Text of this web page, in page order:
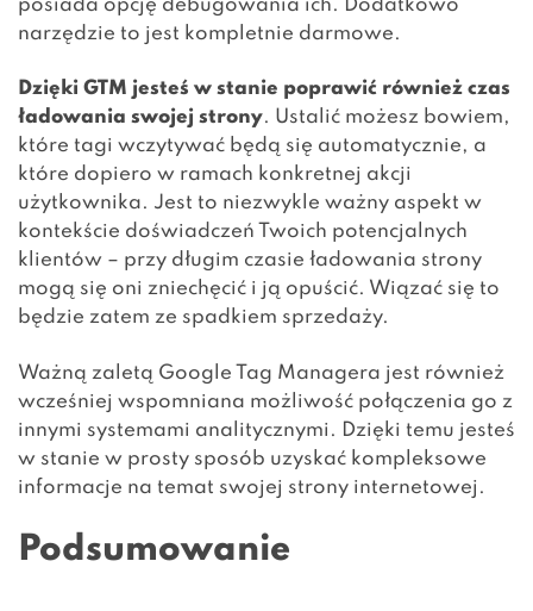
posiada opcję debugowania ich. Dodatkowo
narzędzie to jest kompletnie darmowe.
Dzięki GTM jesteś w stanie poprawić również czas
ładowania swojej strony. Ustalić możesz bowiem,
które tagi wczytywać będą się automatycznie, a
które dopiero w ramach konkretnej akcji
użytkownika. Jest to niezwykle ważny aspekt w
kontekście doświadczeń Twoich potencjalnych
klientów – przy długim czasie ładowania strony
mogą się oni zniechęcić i ją opuścić. Wiązać się to
będzie zatem ze spadkiem sprzedaży.
Ważną zaletą Google Tag Managera jest również
wcześniej wspomniana możliwość połączenia go z
innymi systemami analitycznymi. Dzięki temu jesteś
w stanie w prosty sposób uzyskać kompleksowe
informacje na temat swojej strony internetowej.
Podsumowanie